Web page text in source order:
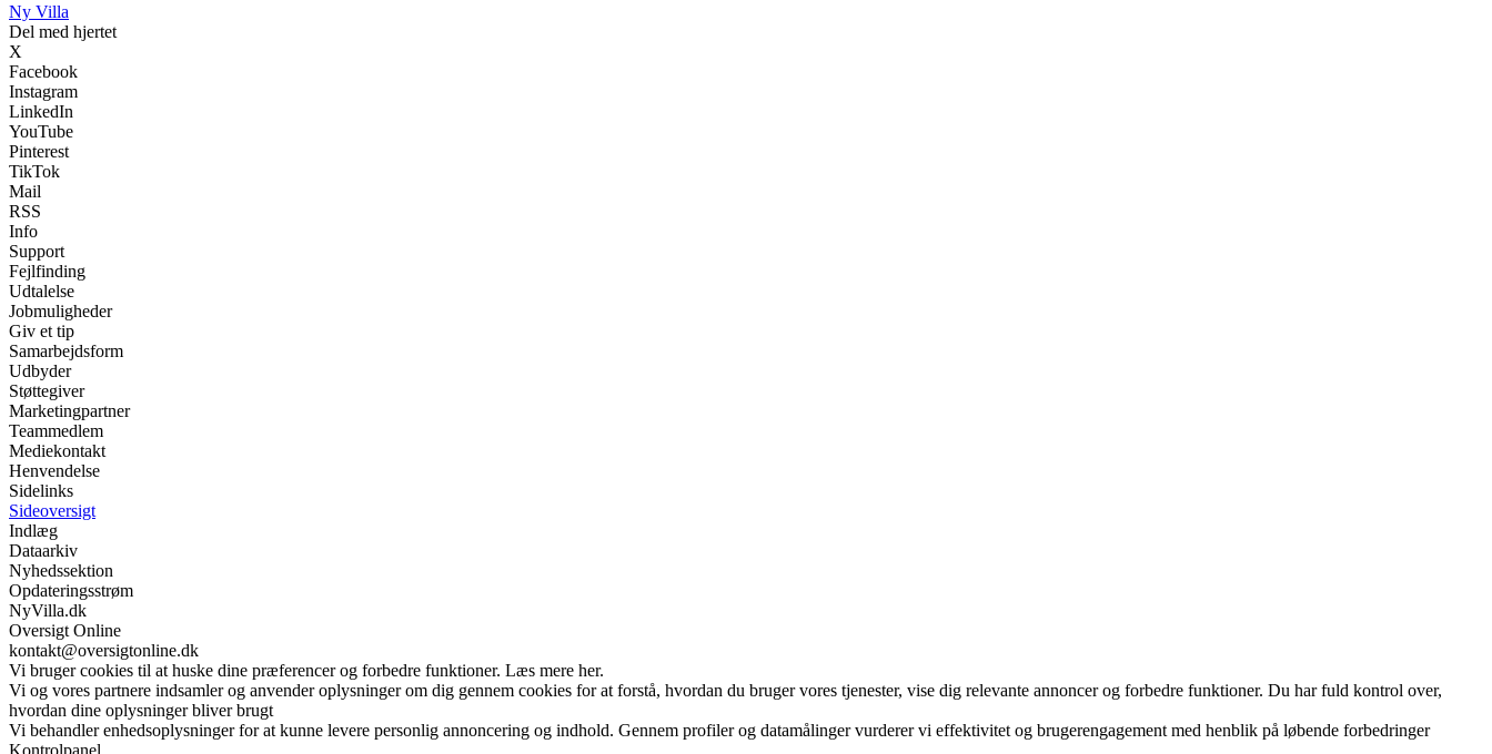
Ny Villa
Del med hjertet
X
Facebook
Instagram
LinkedIn
YouTube
Pinterest
TikTok
Mail
RSS
Info
Support
Fejlfinding
Udtalelse
Jobmuligheder
Giv et tip
Samarbejdsform
Udbyder
Støttegiver
Marketingpartner
Teammedlem
Mediekontakt
Henvendelse
Sidelinks
Sideoversigt
Indlæg
Dataarkiv
Nyhedssektion
Opdateringsstrøm
NyVilla.dk
Oversigt Online
kontakt@oversigtonline.dk
Vi bruger cookies til at huske dine præferencer og forbedre funktioner. Læs mere her.
Vi og vores partnere indsamler og anvender oplysninger om dig gennem cookies for at forstå, hvordan du bruger vores tjenester, vise dig relevante annoncer og forbedre funktioner. Du har fuld kontrol over,
hvordan dine oplysninger bliver brugt
Vi behandler enhedsoplysninger for at kunne levere personlig annoncering og indhold. Gennem profiler og datamålinger vurderer vi effektivitet og brugerengagement med henblik på løbende forbedringer
Kontrolpanel